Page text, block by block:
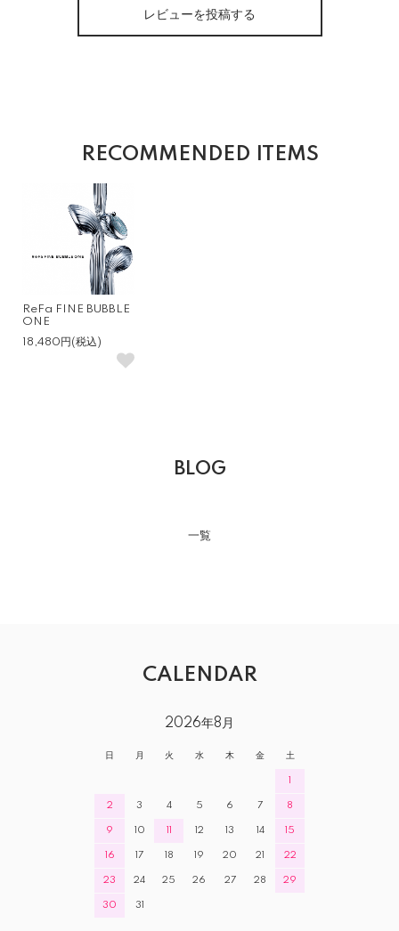
レビューを投稿する
RECOMMENDED ITEMS
ReFa FINE BUBBLE
ONE
18,480円(税込)
BLOG
一覧
CALENDAR
2026年8月
日 月 火 水 木 金 土
1
2 3 4 5 6 7 8
9 10 11 12 13 14 15
16 17 18 19 20 21 22
23 24 25 26 27 28 29
30 31